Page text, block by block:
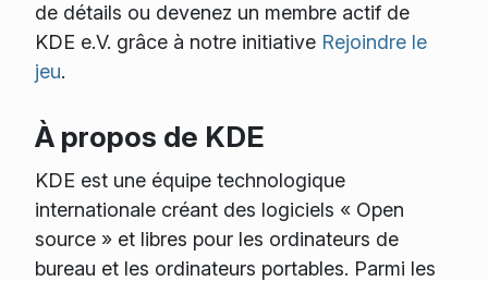
de détails ou devenez un membre actif de
KDE e.V. grâce à notre initiative Rejoindre le
jeu.
À propos de KDE
KDE est une équipe technologique
internationale créant des logiciels « Open
source » et libres pour les ordinateurs de
bureau et les ordinateurs portables. Parmi les